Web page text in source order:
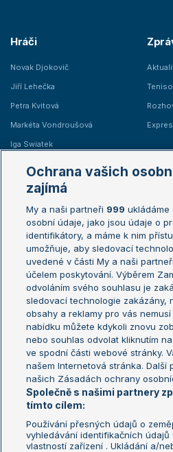
Hráči
Novak Djokovič
Jiří Lehečka
Petra Kvitová
Markéta Vondroušová
Iga Swiatek
Žebříčky
Žebříček ATP (muži)
Žebříček WTA (ženy)
Sázkařský žebříček
US
Turnaj
Turnaj
Aktualní trendy
Fotbalové přestupy
Livesport Daily
LS Prague Open
Ochrana vašich
zajímá
My a naši partneři 999 ukládáme
osobní údaje, jako jsou údaje o
identifikátory, a máme k nim
umožňuje, aby sledovací
uvedené v části My a naši
účelem poskytování. Výběrem
odvoláním svého souhlasu je
sledovací technologie zakázány,
obsahy a reklamy pro vás
nabídku můžete kdykoli znovu
nebo souhlas odvolat kliknutím
ve spodní části webové stránky.
našem Internetová stránka. Další
našich Zásadách ochrany
Společně s našimi partnery
tímto cílem:
Používání přesných údajů o
vyhledávání identifikačních
vlastností zařízení . Ukládání a/